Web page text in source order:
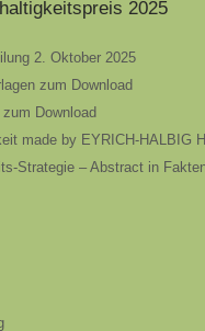
2025
2. Oktober 2025
zum Download
Download
made by EYRICH-HALBIG
Strategie – Abstract in